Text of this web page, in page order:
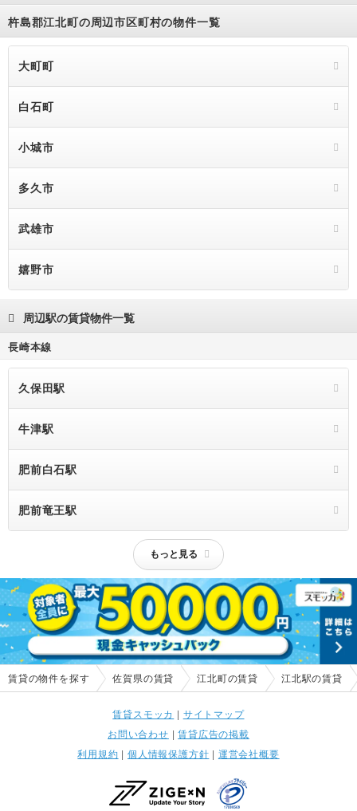
杵島郡江北町の周辺市区町村の物件一覧
大町町
白石町
小城市
多久市
武雄市
嬉野市
周辺駅の賃貸物件一覧
長崎本線
久保田駅
牛津駅
肥前白石駅
肥前竜王駅
もっと見る
賃貸の物件を探す 佐賀県の賃貸 江北町の賃貸 江北駅の賃貸
賃貸スモッカ | サイトマップ
お問い合わせ |賃貸広告の掲載
利用規約 | 個人情報保護方針 | 運営会社概要